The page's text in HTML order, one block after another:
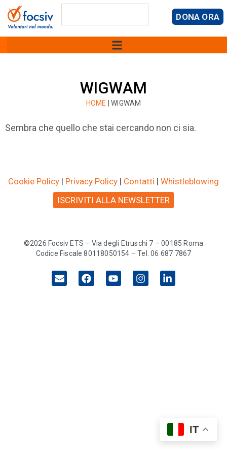
DONA ORA
WIGWAM
HOME |WIGWAM
Sembra che quello che stai cercando non ci sia.
Cookie Policy | Privacy Policy | Contatti | Whistleblowing
ISCRIVITI ALLA NEWSLETTER
©2026 Focsiv ETS – Via degli Etruschi 7 – 00185 Roma
Codice Fiscale 80118050154 – Tel. 06 687 7867
IT